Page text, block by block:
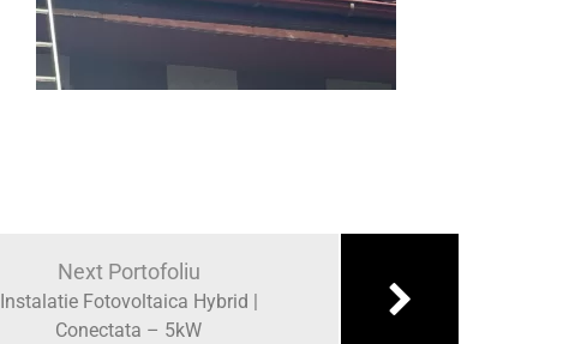
Next Portofoliu
Instalatie Fotovoltaica Hybrid |
Conectata – 5kW